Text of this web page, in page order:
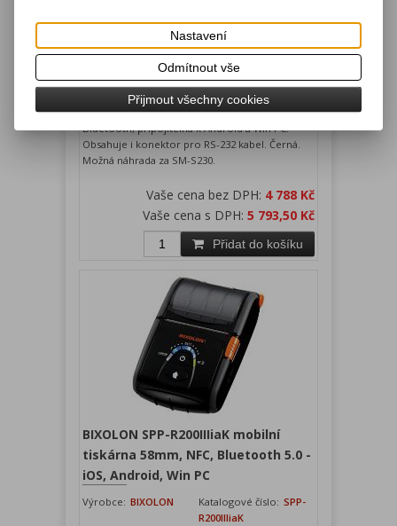
Katalogové číslo:
Záruka (měsíců):
Dostupnost:
WSP-R241 mobilní termotiskárna 58 mm,
Bluetooth, připojitelná k Android a Win PC.
Obsahuje i konektor pro RS-232 kabel. Černá.
Možná náhrada za SM-S230.
Vaše cena bez DPH: 4 788 Kč
Vaše cena s DPH: 5 793,50 Kč
Přidat do košíku
BIXOLON SPP-R200IIIiaK mobilní
tiskárna 58mm, NFC, Bluetooth 5.0 -
iOS, Android, Win PC
Výrobce: BIXOLON Katalogové číslo: SPP-
R200IIIiaK
Nastavení
Odmítnout vše
Přijmout všechny cookies